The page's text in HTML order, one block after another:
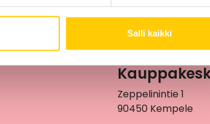
Salli kaikki
Zeppelinintie 1
90450 Kempele